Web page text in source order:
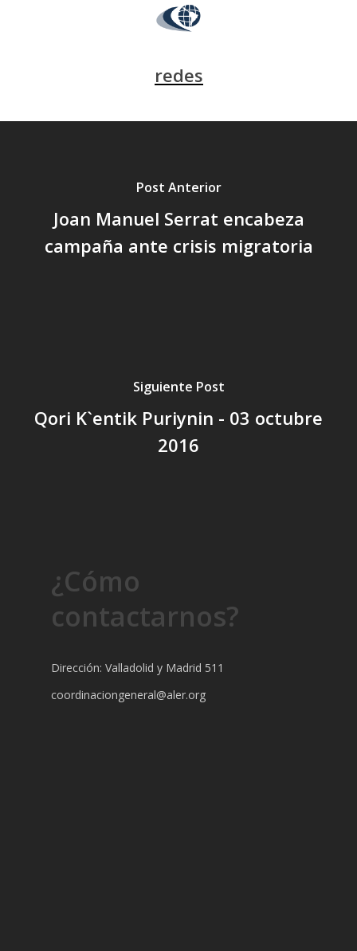
redes
Post Anterior
Joan Manuel Serrat encabeza
campaña ante crisis migratoria
Siguiente Post
Qori K`entik Puriynin - 03 octubre
2016
¿Cómo
contactarnos?
Dirección: Valladolid y Madrid 511
coordinaciongeneral@aler.org